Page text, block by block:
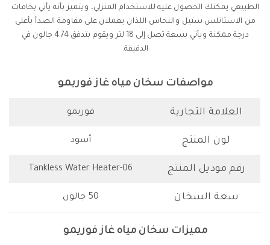
الطبيعي يمكنك الحصول عليه للاستخدام المنزلي، ويتميز بأنه يأتي بخامات
من الاستانلس ستيل والنحاس اللذان يعملان على مقاومة الصدأ بأعلى
درجة ممكنة ويأتي بسعة تصل إلى 18 لتر ويقوم بتدفق 4.74 جالون في
الدقيقة.
مواصفات سخان مياه غاز فوريمو
العلامة التجارية فوريمو
لون المنتج أسود
رقم موديل المنتج Tankless Water Heater-06
سعة السخان 50 جالون
مميزات سخان مياه غاز فوريمو